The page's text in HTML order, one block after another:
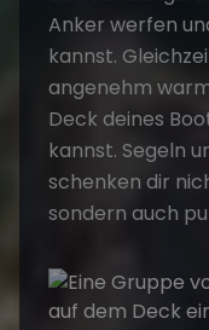
Anker werfen
kannst.
angenehm
Deck deines
kannst. Segeln
schenken dir
sondern auch